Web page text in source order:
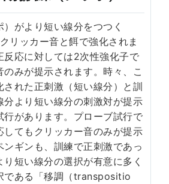
がより短い線分をつつく
リッカー音と餌で強化されま
反応に対しては2次性強化子で
みが提示されます。時々、こ
された正刺激（短い線分）と訓
分より短い線分の刺激対が提示
行があります。プローブ試行で
してもクリッカー音のみが提示
ンギンも、訓練で正刺激であっ
短い線分の選択が有意に多く
である「移調（transpositio